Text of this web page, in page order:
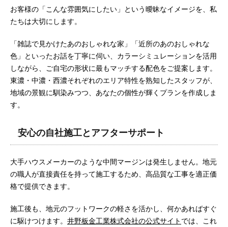
お客様の「こんな雰囲気にしたい」という曖昧なイメージを、私
たちは大切にします。
「雑誌で見かけたあのおしゃれな家」「近所のあのおしゃれな
色」といったお話を丁寧に伺い、カラーシミュレーションを活用
しながら、ご自宅の形状に最もマッチする配色をご提案します。
東濃・中濃・西濃それぞれのエリア特性を熟知したスタッフが、
地域の景観に馴染みつつ、あなたの個性が輝くプランを作成しま
す。
安心の自社施工とアフターサポート
大手ハウスメーカーのような中間マージンは発生しません。地元
の職人が直接責任を持って施工するため、高品質な工事を適正価
格で提供できます。
施工後も、地元のフットワークの軽さを活かし、何かあればすぐ
に駆けつけます。 井野板金工業株式会社の公式サイト では、これ